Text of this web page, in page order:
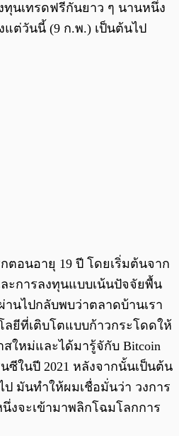
นเทรดฟรีกันยาว ๆ นานหนึ่ง
แต่วันนี้ (9 ก.พ.) เป็นต้นไป
ตอนอายุ 19 ปี โดยเริ่มต้นจาก
ะการลงทุนแบบเน้นปัจจัยพื้น
านไปกลับพบว่าตลาดบ้านเรา
ยีที่เติบโตแบบก้าวกระโดดให้
ใหม่และได้มารู้จักับ Bitcoin
ซีในปี 2021 หลังจากนั้นเป็นต้น
ป มันทำให้ผมเชื่อมั่นว่า วงการ
งจะเข้ามาพลิกโฉมโลกการ